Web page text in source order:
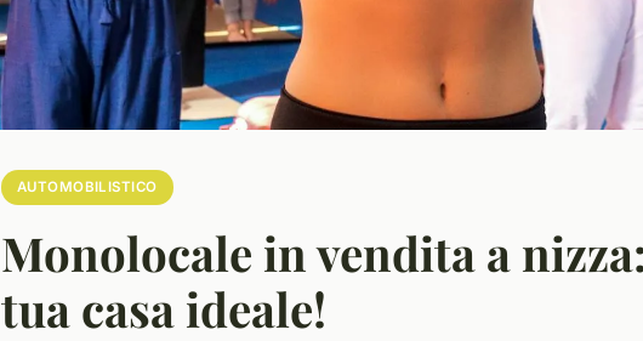
AUTOMOBILISTICO
Monolocale in vendita a
tua casa ideale!